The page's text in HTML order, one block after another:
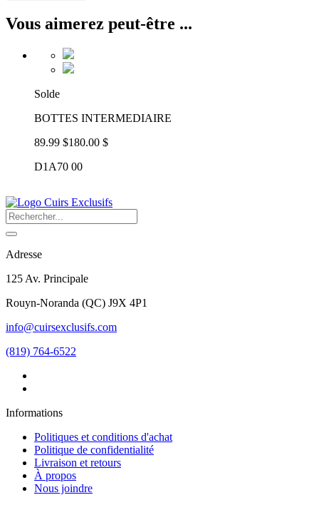
Vous aimerez peut-être ...
Solde
BOTTES INTERMEDIAIRE
89.99 $180.00 $
D1A70 00
Adresse
125 Av. Principale
Rouyn-Noranda (QC) J9X 4P1
info@cuirsexclusifs.com
(819) 764-6522
Informations
Politiques et conditions d'achat
Politique de confidentialité
Livraison et retours
À propos
Nous joindre